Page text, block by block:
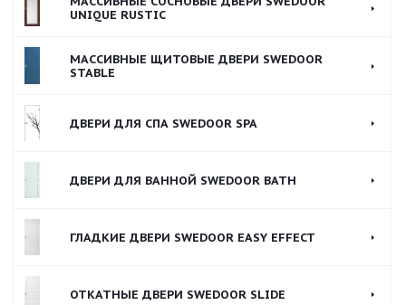
UNIQUE RUSTIC
МАССИВНЫЕ ЩИТОВЫЕ ДВЕРИ SWEDOOR
STABLE
ДВЕРИ ДЛЯ СПА SWEDOOR SPA
ДВЕРИ ДЛЯ ВАННОЙ SWEDOOR BATH
ГЛАДКИЕ ДВЕРИ SWEDOOR EASY EFFECT
ОТКАТНЫЕ ДВЕРИ SWEDOOR SLIDE